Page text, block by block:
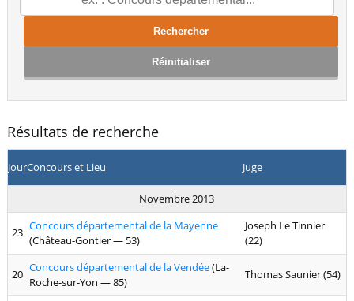
Rechercher
Réinitialiser
Résultats de recherche
JourConcours et Lieu Juge
Novembre 2013
23 Concours départemental de la Mayenne
(Château-Gontier — 53)
Joseph Le Tinnier
(22)
20 Concours départemental de la Vendée(La-
Roche-sur-Yon — 85)
Thomas Saunier (54)